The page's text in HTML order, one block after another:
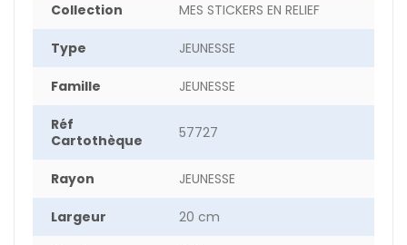
Collection MES STICKERS EN RELIEF
Type JEUNESSE
Famille JEUNESSE
Réf
Cartothèque
57727
Rayon JEUNESSE
Largeur 20 cm